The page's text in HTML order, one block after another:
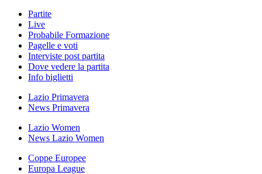
Partite
Live
Probabile Formazione
Pagelle e voti
Interviste post partita
Dove vedere la partita
Info biglietti
Lazio Primavera
News Primavera
Lazio Women
News Lazio Women
Coppe Europee
Europa League